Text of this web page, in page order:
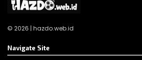
© 2026 | hazdo.web.id
Navigate Site